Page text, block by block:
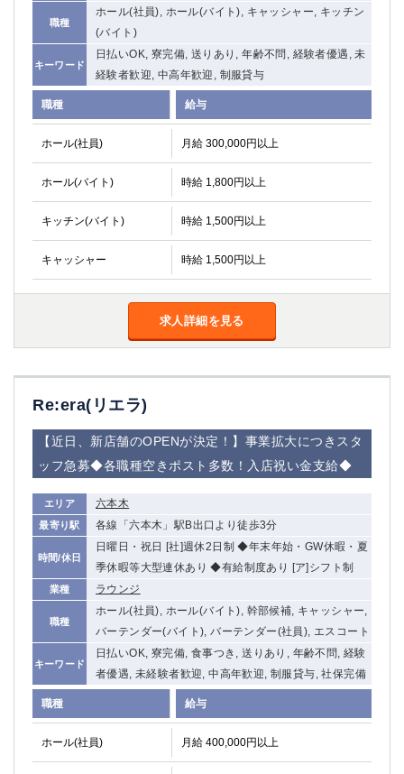
職種
ホール(社員), ホール(バイト), キャッシャー, キッチン
(バイト)
キーワード
日払いOK, 寮完備, 送りあり, 年齢不問, 経験者優遇, 未
経験者歓迎, 中高年歓迎, 制服貸与
職種 給与
ホール(社員) 月給 300,000円以上
ホール(バイト) 時給 1,800円以上
キッチン(バイト) 時給 1,500円以上
キャッシャー 時給 1,500円以上
求人詳細を見る
Re:era(リエラ)
【近日、新店舗のOPENが決定！】事業拡大につきスタ
ッフ急募◆各職種空きポスト多数！入店祝い金支給◆
エリア 六本木
最寄り駅 各線「六本木」駅B出口より徒歩3分
時間/休日
日曜日・祝日 [社]週休2日制 ◆年末年始・GW休暇・夏
季休暇等大型連休あり ◆有給制度あり [ア]シフト制
業種 ラウンジ
職種
ホール(社員), ホール(バイト), 幹部候補, キャッシャー,
バーテンダー(バイト), バーテンダー(社員), エスコート
キーワード
日払いOK, 寮完備, 食事つき, 送りあり, 年齢不問, 経験
者優遇, 未経験者歓迎, 中高年歓迎, 制服貸与, 社保完備
職種 給与
ホール(社員) 月給 400,000円以上
戸塚
大船
厚木
横須賀
桜木町
大宮
南越谷
志木
川越
獨協大学前＜草加松原＞
北浦和（西口）
春日部
川口
船橋
津田沼
成田
柏（西口）
木更津
柏（東口）
下総中山
八千代台
東金
浦安
栃木県
小山
東武宇都宮（宇都宮西口）
土浦 ひたち野うしく
群馬県